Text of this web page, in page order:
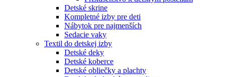
Detské skrine
Kompletné izby pre deti
Nábytok pre najmenších
Sedacie vaky
Textil do detskej izby
Detské deky
Detské koberce
Detské obliečky a plachty